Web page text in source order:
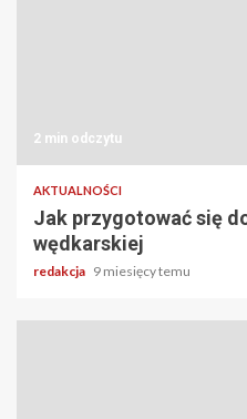
2 min odczytu
AKTUALNOŚCI
Jak przygotować się
wędkarskiej
redakcja 9 miesięcy temu